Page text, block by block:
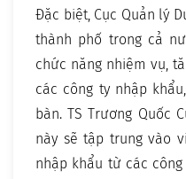
Đặc biệt, Cục Quản lý
thành phố trong cả
chức năng nhiệm vụ,
các công ty nhập
bàn. TS Trương Quốc
này sẽ tập trung vào
nhập khẩu từ các